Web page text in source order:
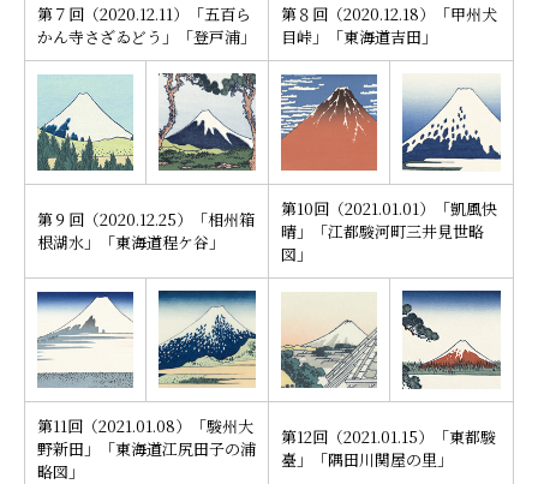
第７回（2020.12.11）「五百ら
かん寺さざゐどう」「登戸浦」
第８回（2020.12.18）「甲州犬
目峠」「東海道吉田」
第９回（2020.12.25）「相州箱
根湖水」「東海道程ケ谷」
第10回（2021.01.01）「凱風快
晴」「江都駿河町三井見世略
図」
第11回（2021.01.08）「駿州大
野新田」「東海道江尻田子の浦
略図」
第12回（2021.01.15）「東都駿
臺」「隅田川関屋の里」